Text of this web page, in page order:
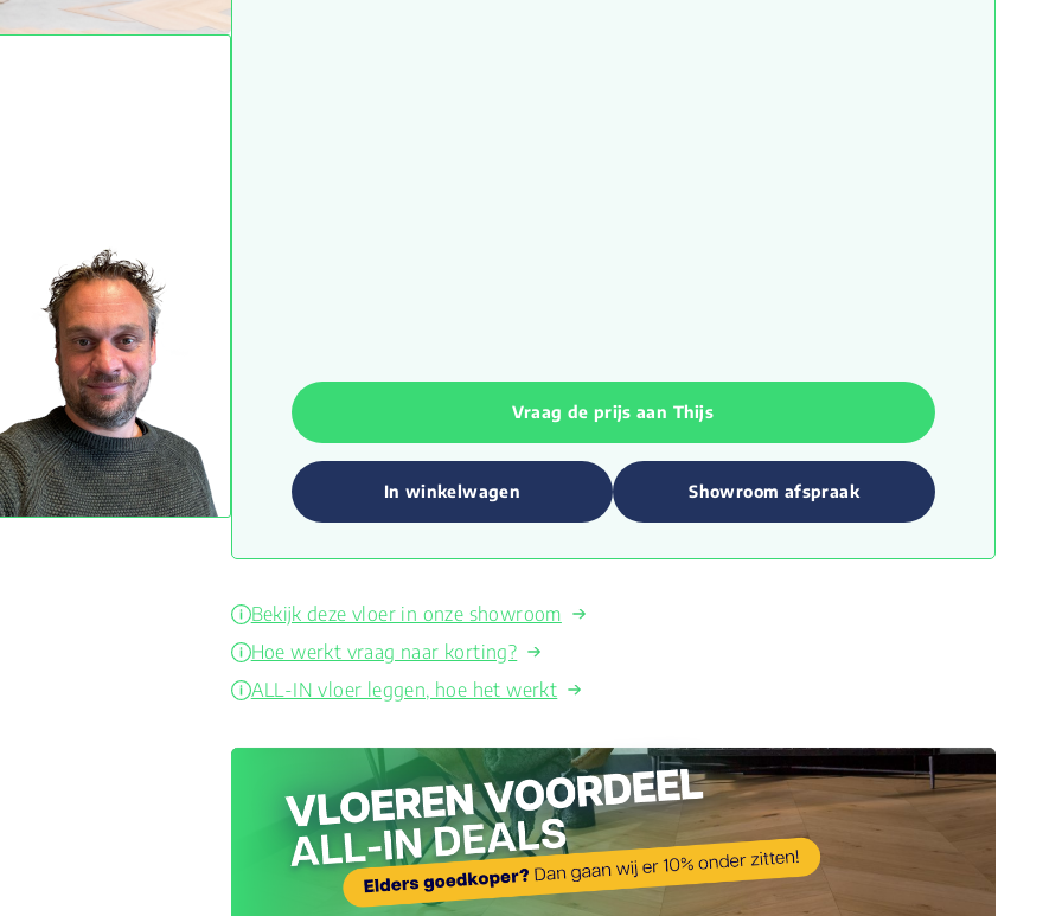
Vraag de prijs aan Thijs
In winkelwagen Showroom afspraak
Bekijk deze vloer in onze showroom
Hoe werkt vraag naar korting?
ALL-IN vloer leggen, hoe het werkt